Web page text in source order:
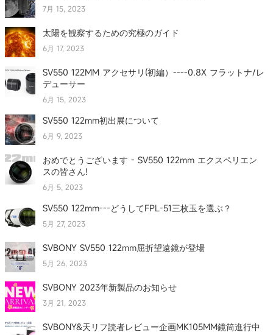
7月 15, 2023
太陽を観察するための究極のガイド
6月 17, 2023
SV550 122MM アクセサリ(初編）----0.8X フラットナ/レ
デューサー
6月 15, 2023
SV550 122mm初出展について
6月 9, 2023
おめでとうございます - SV550 122mm エクスペリエン
スの皆さん!
6月 5, 2023
SV550 122mm---どうしてFPL-51三枚玉を選ぶ？
5月 27, 2023
SVBONY SV550 122mm屈折望遠鏡が登場
5月 26, 2023
SVBONY 2023年新製品のお知らせ
3月 21, 2023
SVBONY&天リフ読者レビュー企画MK105MM鏡筒進行中